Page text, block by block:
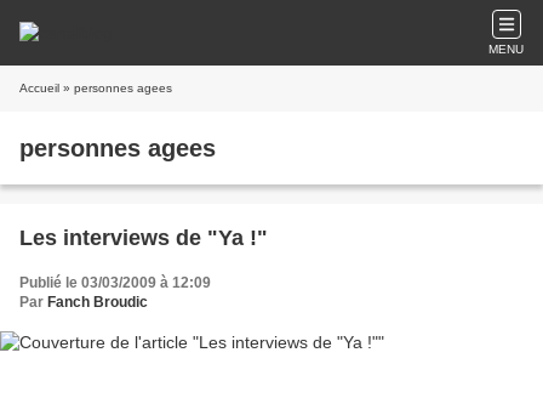
MENU
Accueil » personnes agees
personnes agees
Les interviews de "Ya !"
Publié le 03/03/2009 à 12:09
Par Fanch Broudic